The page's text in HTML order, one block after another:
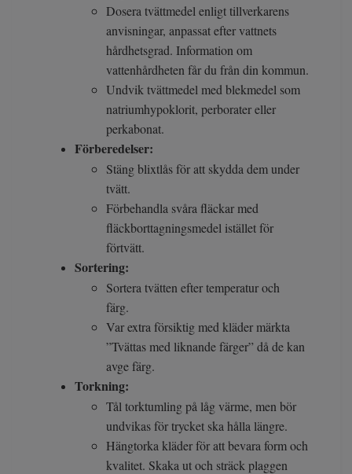
Dosera tvättmedel enligt tillverkarens
anvisningar, anpassat efter vattnets
hårdhetsgrad. Information om
vattenhårdheten får du från din kommun.
Undvik tvättmedel med blekmedel som
natriumhypoklorit, perborater eller
perkabonat.
Förberedelser:
Stäng blixtlås för att skydda dem under
tvätt.
Förbehandla svåra fläckar med
fläckborttagningsmedel istället för
förtvätt.
Sortering:
Sortera tvätten efter temperatur och
färg.
Var extra försiktig med kläder märkta
”Tvättas med liknande färger” då de kan
avge färg.
Torkning:
Tål torktumling på låg värme, men bör
undvikas för trycket ska hålla längre.
Hängtorka kläder för att bevara form och
kvalitet. Skaka ut och sträck plaggen